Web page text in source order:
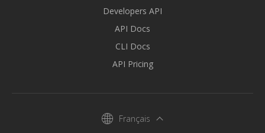
Developers API
API Docs
CLI Docs
API Pricing
Français